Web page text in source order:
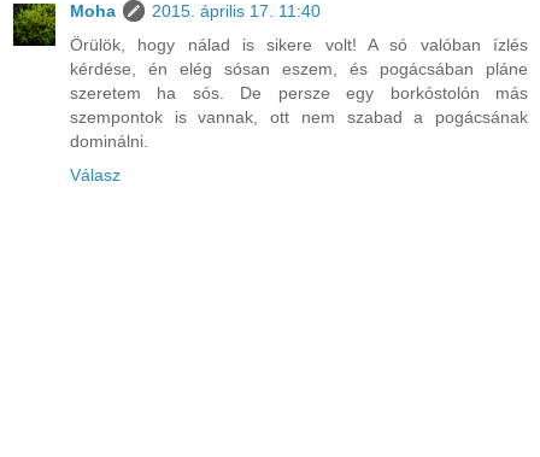
Moha
2015. április 17. 11:40
Örülök, hogy nálad is sikere volt! A só valóban ízlés
kérdése, én elég sósan eszem, és pogácsában pláne
szeretem ha sós. De persze egy borkóstolón más
szempontok is vannak, ott nem szabad a pogácsának
dominálni.
Válasz